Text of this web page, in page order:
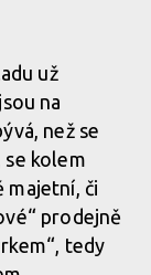
už
na
než se
se kolem
majetní, či
prodejně
tedy